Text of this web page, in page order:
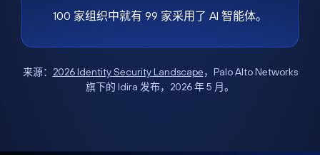
100 家组织中就有 99 家采用了 AI 智能体。
来源： 2026 Identity Security Landscape，Palo Alto Networks
旗下的 Idira 发布，2026 年 5 月。